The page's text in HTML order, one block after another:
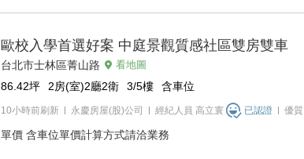
歐校入學首選好案 中庭景觀質感社區雙房雙車
台北市士林區菁山路 看地圖
86.42坪 2房(室)2廳2衛 3/5樓 含車位
10小時前刷新 永慶房屋(股)公司 經紀人員 高立寰 已認證 優質
單價 含車位單價計算方式請洽業務